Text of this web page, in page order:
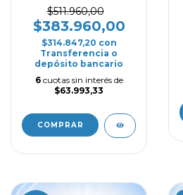
Astigmatismo -
Promo 4 Cajas
$511.960,00
$383.960,00
$314.847,20 con
Transferencia o
depósito bancario
6 cuotas sin interés de
$63.993,33
COMPRAR